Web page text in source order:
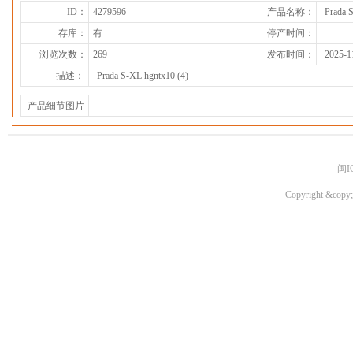
ID： 4279596 产品名称：
Prada
存库：
有
停产时间：
浏览次数：
269 发布时间：
2025-
描述：
Prada S-XL hgntx10 (4)
产品细节图片
闽
Copyright